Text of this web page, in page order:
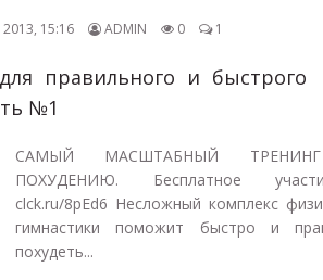
15:16 ADMIN 0 1
правильного и быстрого
№1
САМЫЙ МАСШТАБНЫЙ
ПОХУДЕНИЮ. Бесплатное
clck.ru/8pEd6 Несложный комплекс
гимнастики поможит быстро и
похудеть...